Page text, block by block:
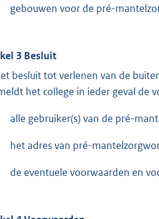
gebouwen voor de pré-
3 Besluit
besluit tot verlenen van de
het college in ieder geval de
alle gebruiker(s) van de pré-
het adres van pré-
de eventuele voorwaarden en